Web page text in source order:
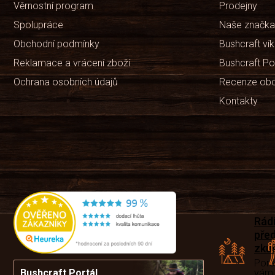
Věrnostní program
Spolupráce
Obchodní podmínky
Reklamace a vrácení zboží
Ochrana osobních údajů
Prodejny
Naše
Bushcraft
Bushcraft
Recenze
Kontakty
Rádi